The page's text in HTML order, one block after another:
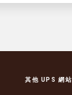
其他 UPS 網站